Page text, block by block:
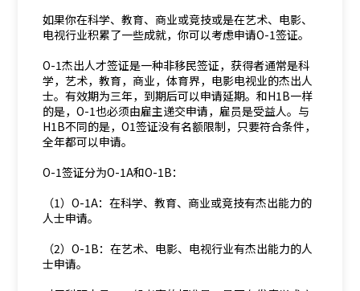
如果你在科学、教育、商业或竞技或是在艺术、电影、
电视行业积累了一些成就，你可以考虑申请O-1签证。
O-1杰出人才签证是一种非移民签证，获得者通常是科
学，艺术，教育，商业，体育界，电影电视业的杰出人
士。有效期为三年，到期后可以申请延期。和H1B一样
的是，O-1也必须由雇主递交申请，雇员是受益人。与
H1B不同的是，O1签证没有名额限制，只要符合条件，
全年都可以申请。
O-1签证分为O-1A和O-1B：
（1）O-1A：在科学、教育、商业或竞技有杰出能力的
人士申请。
（2）O-1B：在艺术、电影、电视行业有杰出能力的人
士申请。